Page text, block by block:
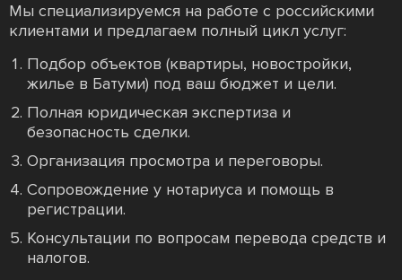
Мы специализируемся на работе с российскими
клиентами и предлагаем полный цикл услуг:
Подбор объектов (квартиры, новостройки,
жилье в Батуми) под ваш бюджет и цели.
Полная юридическая экспертиза и
безопасность сделки.
Организация просмотра и переговоры.
Сопровождение у нотариуса и помощь в
регистрации.
Консультации по вопросам перевода средств и
налогов.